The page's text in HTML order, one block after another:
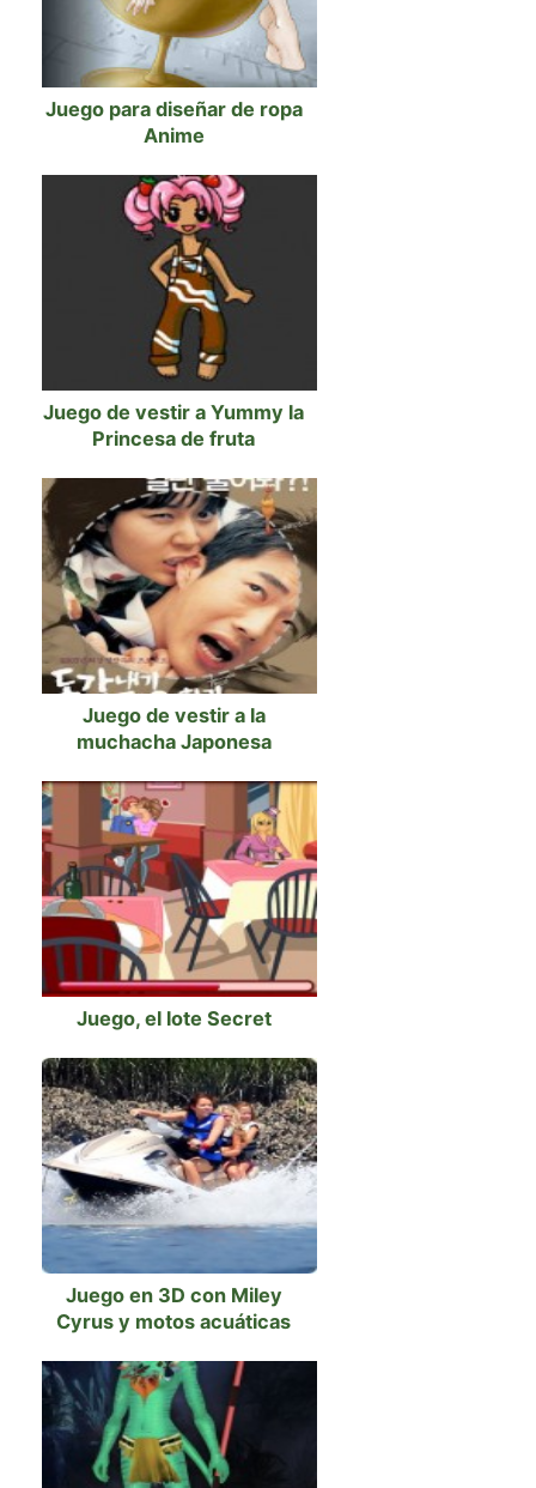
Juego para diseñar de ropa
Anime
Juego de vestir a Yummy la
Princesa de fruta
Juego de vestir a la
muchacha Japonesa
Juego, el lote Secret
Juego en 3D con Miley
Cyrus y motos acuáticas